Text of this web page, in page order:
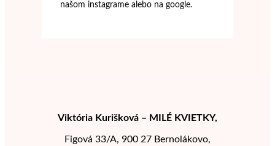
našom instagrame alebo na google.
Viktória Kurišková – MILÉ KVIETKY,
Figová 33/A, 900 27 Bernolákovo,